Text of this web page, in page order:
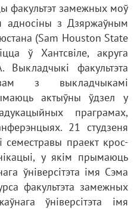
факультэт замежных моў
адносіны з Дзяржаўным
(Sam Houston State
ў Хантсвіле, акруга
факультэта
з выкладчыкамі
актыўны ўдзел у
праграмах,
21 студзеня
семестравы праект крос-
у якім прымаюць
ўніверсітэта імя Сэма
факультэта замежных
ўніверсітэта імя